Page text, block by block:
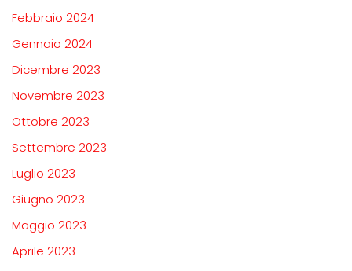
Febbraio 2024
Gennaio 2024
Dicembre 2023
Novembre 2023
Ottobre 2023
Settembre 2023
Luglio 2023
Giugno 2023
Maggio 2023
Aprile 2023